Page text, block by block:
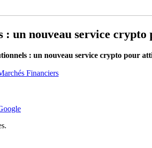
: un nouveau service
: un nouveau service crypto pour
Financiers